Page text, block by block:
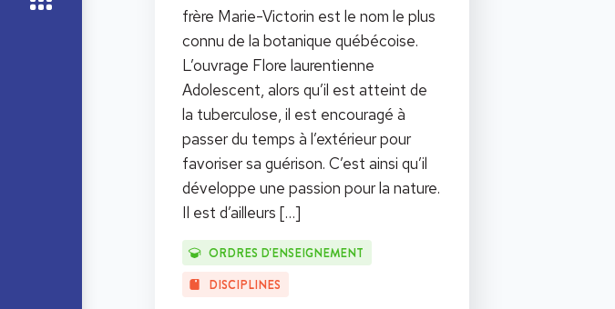
frère Marie-Victorin est le nom le plus
connu de la botanique québécoise.
L’ouvrage Flore laurentienne
Adolescent, alors qu’il est atteint de
la tuberculose, il est encouragé à
passer du temps à l’extérieur pour
favoriser sa guérison. C’est ainsi qu’il
développe une passion pour la nature.
Il est d’ailleurs […]
ORDRES D'ENSEIGNEMENT
DISCIPLINES